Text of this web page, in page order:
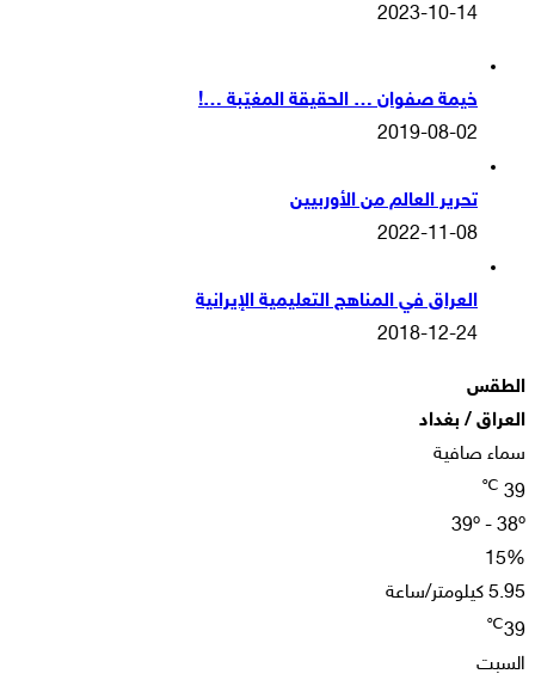
2023-10-14
خيمة صفوان … الحقيقة المغيّبة …!
2019-08-02
تحرير العالم من الأوربيين
2022-11-08
العراق في المناهج التعليمية الإيرانية
2018-12-24
الطقس
العراق / بغداد
سماء صافية
39
℃
39º - 38º
15%
5.95 كيلومتر/ساعة
39
℃
السبت